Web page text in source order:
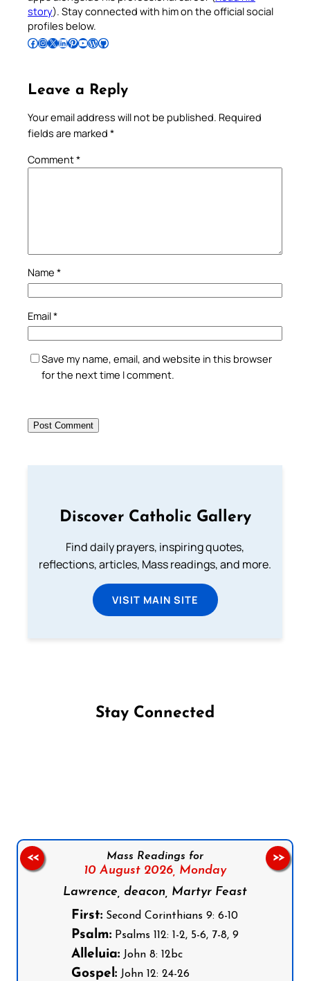
story). Stay connected with him on the official social
profiles below.
Follow Pradeep on Facebook Follow Pradeep on InstagramFollow Pradeep on X Follow Pradeep on LinkedIn Follow Pradeep on Pinterest Subscribe to Pradeep’s Youtube Channel Follow Pradeep on WordPress Follow Pradeep on GitHub
Leave a Reply
Your email address will not be published. Required
fields are marked *
Comment*
Name *
Email*
Save my name, email, and website in this browser
for the next time I comment.
Discover Catholic Gallery
Find daily prayers, inspiring quotes,
reflections, articles, Mass readings, and more.
VISIT MAIN SITE
Stay Connected
Mass Readings for
10 August 2026, Monday
Lawrence, deacon, Martyr Feast
First: Second Corinthians 9: 6-10
Psalm: Psalms 112: 1-2, 5-6, 7-8, 9
Alleluia: John 8: 12bc
Gospel: John 12: 24-26
<< >>